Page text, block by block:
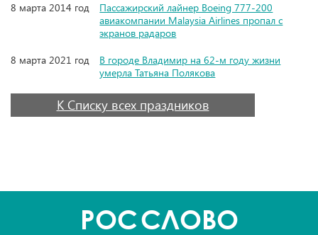
8 марта 2014 год
Пассажирский лайнер Boeing 777-200
авиакомпании Malaysia Airlines пропал с
экранов радаров
8 марта 2021 год
В городе Владимир на 62-м году жизни
умерла Татьяна Полякова
К Списку всех праздников
POCСЛОВО